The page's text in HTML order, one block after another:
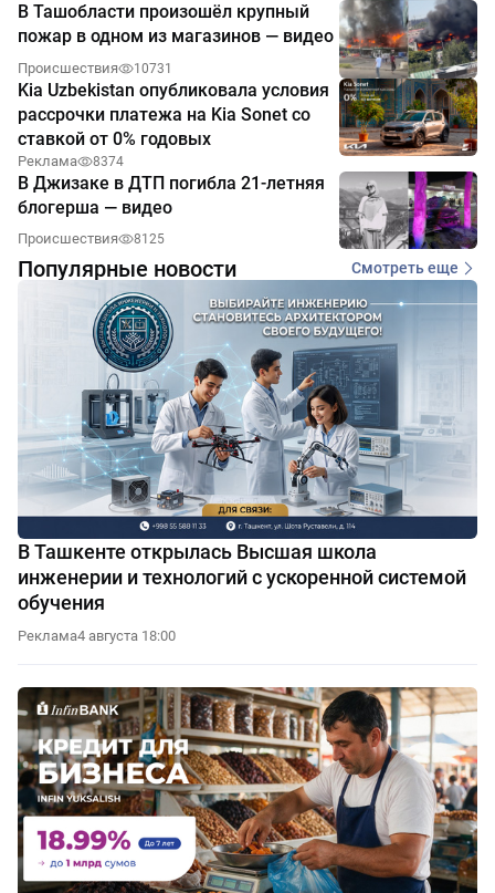
В Ташобласти произошёл крупный
пожар в одном из магазинов — видео
Происшествия 10731
Kia Uzbekistan опубликовала условия
рассрочки платежа на Kia Sonet со
ставкой от 0% годовых
Реклама 8374
В Джизаке в ДТП погибла 21-летняя
блогерша — видео
Происшествия 8125
Популярные новости Смотреть еще
В Ташкенте открылась Высшая школа
инженерии и технологий с ускоренной системой
обучения
Реклама4 августа 18:00